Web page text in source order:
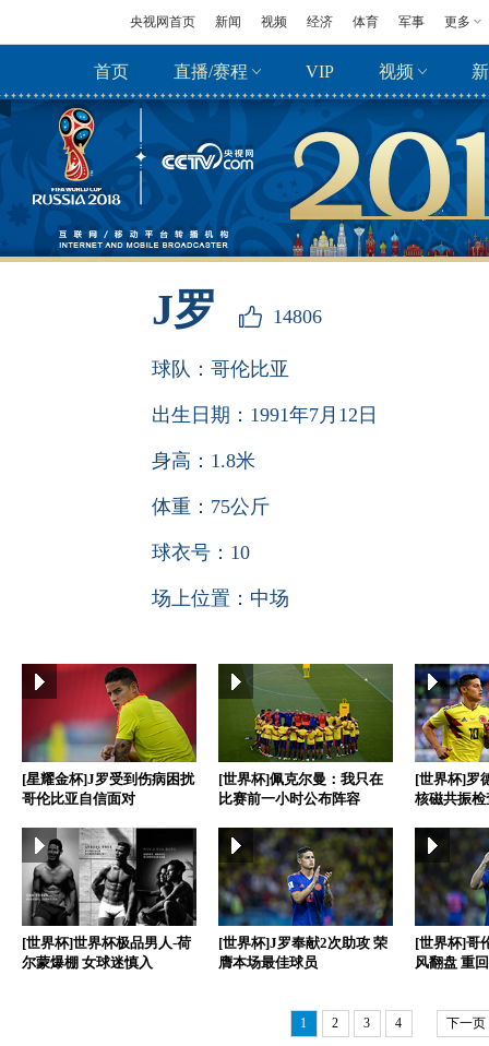
央视网首页 新闻 视频 经济 体育 军事 更多
首页 直播/赛程 VIP 视频
J罗 14806
球队： 哥伦比亚
出生日期： 1991年7月12日
身高： 1.8米
体重： 75公斤
球衣号： 10
场上位置： 中场
[星耀金杯]J罗受到伤病困扰
哥伦比亚自信面对
[世界杯]佩克尔曼：我只在
比赛前一小时公布阵容
[世界杯]罗
核磁共振检
[世界杯]世界杯极品男人-荷
尔蒙爆棚 女球迷慎入
[世界杯]J罗奉献2次助攻 荣
膺本场最佳球员
[世界杯]哥
风翻盘 重
1 2 3 4 下一页